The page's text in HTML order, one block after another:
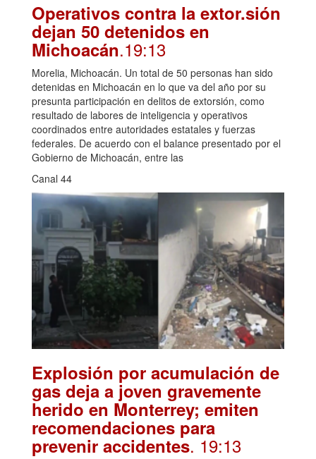
Operativos contra la extor.sión
dejan 50 detenidos en
Michoacán.19:13
Morelia, Michoacán. Un total de 50 personas han sido
detenidas en Michoacán en lo que va del año por su
presunta participación en delitos de extorsión, como
resultado de labores de inteligencia y operativos
coordinados entre autoridades estatales y fuerzas
federales. De acuerdo con el balance presentado por el
Gobierno de Michoacán, entre las
Canal 44
Explosión por acumulación de
gas deja a joven gravemente
herido en Monterrey; emiten
recomendaciones para
prevenir accidentes. 19:13